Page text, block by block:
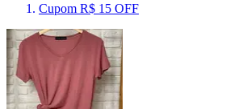
Cupom R$ 15 OFF